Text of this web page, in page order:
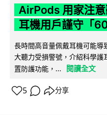
AirPods 用家注
耳機用戶謹守「
長時間高音量佩戴耳機可能
大聽力受損警號，介紹科學
置防護功能，...
閱讀全文
5 分享